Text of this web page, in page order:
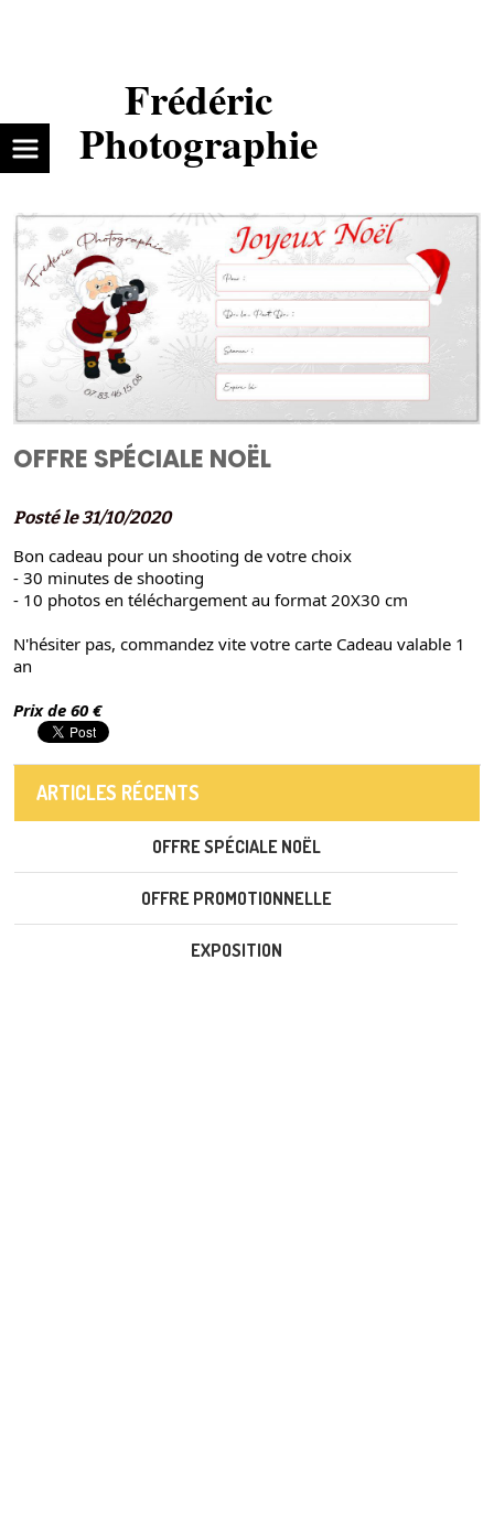
Frédéric
Photographie
OFFRE SPÉCIALE NOËL
Posté le 31/10/2020
Bon cadeau pour un shooting de votre choix
- 30 minutes de shooting
- 10 photos en téléchargement au format 20X30 cm
N'hésiter pas, commandez vite votre carte Cadeau valable 1
an
Prix de 60 €
ARTICLES RÉCENTS
OFFRE SPÉCIALE NOËL
OFFRE PROMOTIONNELLE
EXPOSITION